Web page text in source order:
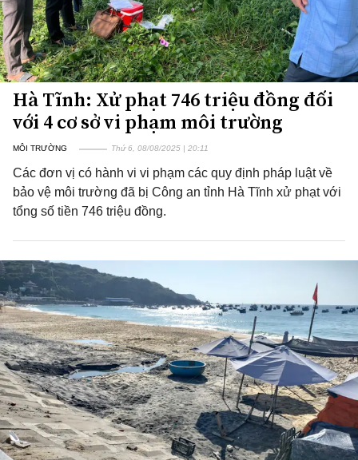
Hà Tĩnh: Xử phạt 746 triệu đồng đối
với 4 cơ sở vi phạm môi trường
MÔI TRƯỜNG Thứ 6, 08/08/2025 | 20:11
Các đơn vị có hành vi vi phạm các quy định pháp luật về
bảo vệ môi trường đã bị Công an tỉnh Hà Tĩnh xử phạt với
tổng số tiền 746 triệu đồng.